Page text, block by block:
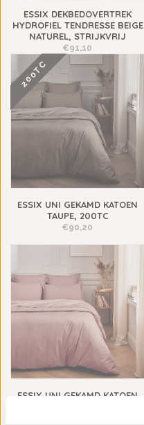
ESSIX DEKBEDOVERTREK
HYDROFIEL TENDRESSE BEIGE
NATUREL, STRIJKVRIJ
€91,10
200TC
ESSIX UNI GEKAMD KATOEN
TAUPE, 200TC
€90,20
ESSIX UNI GEKAMD KATOEN